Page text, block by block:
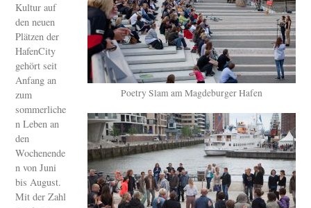
Poetry Slam am Magdeburger Hafen
Kultur auf
den neuen
Plätzen der
HafenCity
gehört seit
Anfang an
zum
sommerliche
n Leben an
den
Wochenende
n von Juni
bis August.
Mit der Zahl